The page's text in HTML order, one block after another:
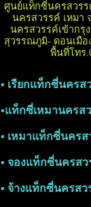
ศูนย์แท็กซี่นครสวรร
นครสวรรค์ เหมา
นครสวรรค์เข้ากรุ
สุวรรณภูมิ- ดอนเมือ
พื้นที่โทร
▪︎ เรียกแท็กซี่นคร
▪︎แท็กซี่เหมานครส
▪︎ เหมาแท็กซี่นคร
▪︎ จองแท็กซี่นครส
▪︎ จ้างแท็กซี่นครส